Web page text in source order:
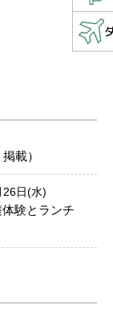
載）
26日(水)
体験とランチ